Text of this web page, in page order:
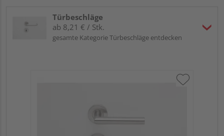
Türbeschläge
ab 8,21 € / Stk.
gesamte Kategorie Türbeschläge entdecken